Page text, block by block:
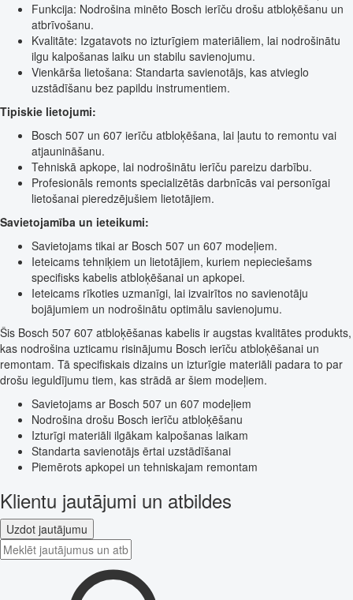
Funkcija: Nodrošina minēto Bosch ierīču drošu atbloķēšanu un
atbrīvošanu.
Kvalitāte: Izgatavots no izturīgiem materiāliem, lai nodrošinātu
ilgu kalpošanas laiku un stabilu savienojumu.
Vienkārša lietošana: Standarta savienotājs, kas atvieglo
uzstādīšanu bez papildu instrumentiem.
Tipiskie lietojumi:
Bosch 507 un 607 ierīču atbloķēšana, lai ļautu to remontu vai
atjaunināšanu.
Tehniskā apkope, lai nodrošinātu ierīču pareizu darbību.
Profesionāls remonts specializētās darbnīcās vai personīgai
lietošanai pieredzējušiem lietotājiem.
Savietojamība un ieteikumi:
Savietojams tikai ar Bosch 507 un 607 modeļiem.
Ieteicams tehniķiem un lietotājiem, kuriem nepieciešams
specifisks kabelis atbloķēšanai un apkopei.
Ieteicams rīkoties uzmanīgi, lai izvairītos no savienotāju
bojājumiem un nodrošinātu optimālu savienojumu.
Šis Bosch 507 607 atbloķēšanas kabelis ir augstas kvalitātes produkts,
kas nodrošina uzticamu risinājumu Bosch ierīču atbloķēšanai un
remontam. Tā specifiskais dizains un izturīgie materiāli padara to par
drošu ieguldījumu tiem, kas strādā ar šiem modeļiem.
Savietojams ar Bosch 507 un 607 modeļiem
Nodrošina drošu Bosch ierīču atbloķēšanu
Izturīgi materiāli ilgākam kalpošanas laikam
Standarta savienotājs ērtai uzstādīšanai
Piemērots apkopei un tehniskajam remontam
Klientu jautājumi un atbildes
Uzdot jautājumu